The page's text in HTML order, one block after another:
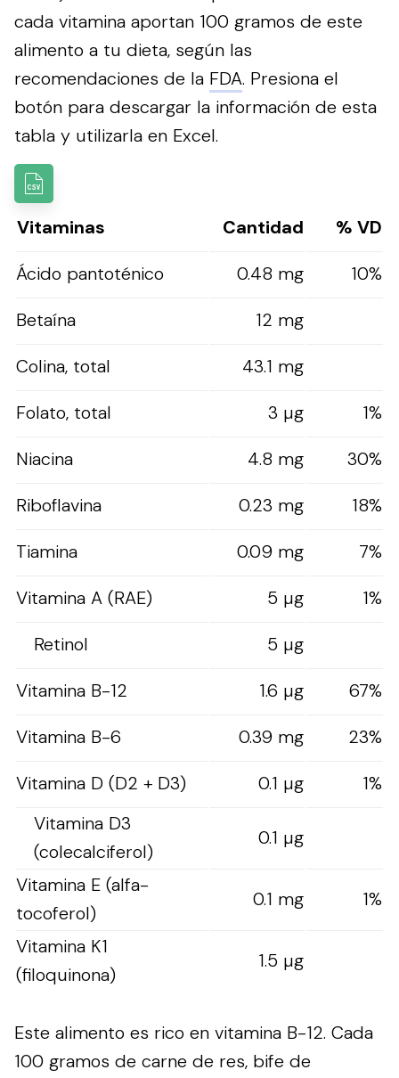
cada vitamina aportan 100 gramos de este
alimento a tu dieta, según las
recomendaciones de la FDA. Presiona el
botón para descargar la información de esta
tabla y utilizarla en Excel.
Vitaminas Cantidad
% VD
Ácido pantoténico
0.48 mg
10%
Betaína
12 mg
Colina, total
43.1 mg
Folato, total
3 µg
1%
Niacina
4.8 mg
30%
Riboflavina
0.23 mg
18%
Tiamina
0.09 mg
7%
Vitamina A (RAE)
5 µg
1%
Retinol
5 µg
Vitamina B-12
1.6 µg
67%
Vitamina B-6
0.39 mg
23%
Vitamina D (D2 + D3)
0.1 µg
1%
Vitamina D3
(colecalciferol)
0.1 µg
Vitamina E (alfa-
tocoferol)
0.1 mg 1%
Vitamina K1
(filoquinona)
1.5 µg
Este alimento es rico en vitamina B-12. Cada
100 gramos de carne de res, bife de